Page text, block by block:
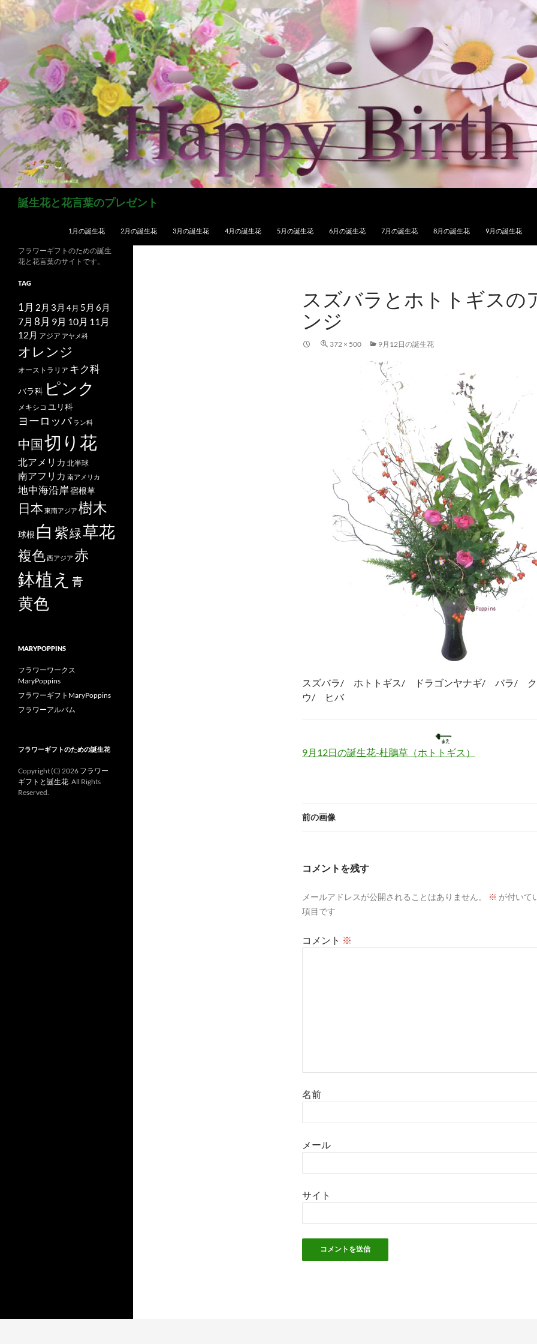
コ
ン
ツ
へ
ス
キ
ッ
プ
誕生花と花言葉のプレゼント
1月の誕生花 2月の誕生花 3月の誕生花 4月の誕生花 5月の誕生花 6月の誕生花 7月の誕生花 8月の誕生花 9月の誕生花
スズバラとホトトギスの
ンジ
372 × 500 9月12日の誕生花
スズバラ/ ホトトギス/ ドラゴンヤナギ/ バラ/ ク
ウ/ ヒバ
9月12日の誕生花-杜鵑草（ホトトギス）
前の画像
コメントを残す
メールアドレスが公開されることはありません。 ※ が付いて
項目です
コメント ※
名前
メール
サイト
フラワーギフトのための誕生
花と花言葉のサイトです。
TAG
1月 2月 3月 4月 5月 6月
7月 8月 9月 10月 11月
12月 アジア アヤメ科
オレンジ
オーストラリア キク科
バラ科 ピンク
メキシコ ユリ科
ヨーロッパ ラン科
中国切り花
北アメリカ 北半球
南アフリカ 南アメリカ
地中海沿岸宿根草
日本 東南アジア 樹木
球根 白 紫緑草花
複色西アジア 赤
鉢植え 青
黄色
MARYPOPPINS
フラワーワークス
MaryPoppins
フラワーギフトMaryPoppins
フラワーアルバム
フラワーギフトのための誕生花
Copyright (C) 2026 フラワー
ギフトと誕生花. All Rights
Reserved.